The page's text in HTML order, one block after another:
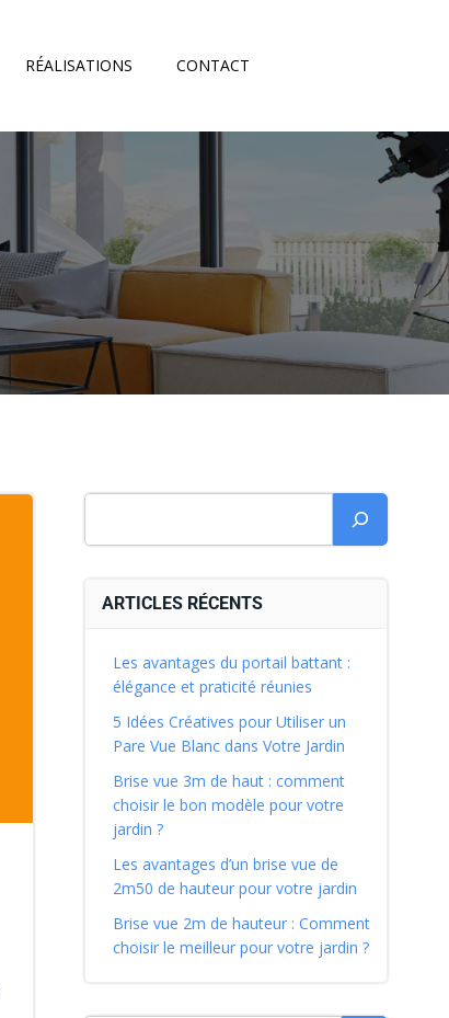
RÉALISATIONS CONTACT
ARTICLES RÉCENTS
Les avantages du portail battant :
élégance et praticité réunies
5 Idées Créatives pour Utiliser un
Pare Vue Blanc dans Votre Jardin
Brise vue 3m de haut : comment
choisir le bon modèle pour votre
jardin ?
Les avantages d’un brise vue de
2m50 de hauteur pour votre jardin
Brise vue 2m de hauteur : Comment
choisir le meilleur pour votre jardin ?